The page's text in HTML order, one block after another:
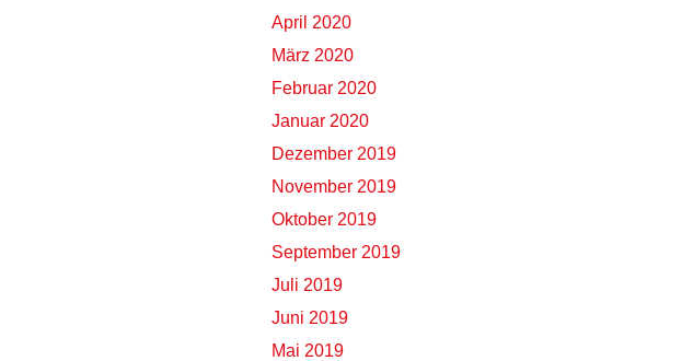
April 2020
März 2020
Februar 2020
Januar 2020
Dezember 2019
November 2019
Oktober 2019
September 2019
Juli 2019
Juni 2019
Mai 2019